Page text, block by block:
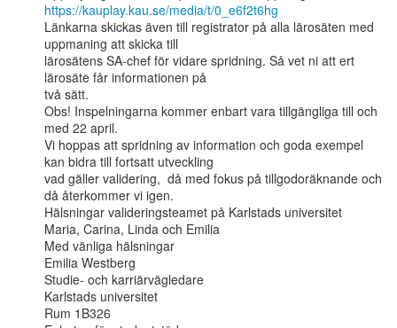
https://kauplay.kau.se/media/t/0_e6f2t6hg
Länkarna skickas även till registrator på alla lärosäten med
uppmaning att skicka till
lärosätens SA-chef för vidare spridning. Så vet ni att ert
lärosäte får informationen på
två sätt.
Obs! Inspelningarna kommer enbart vara tillgängliga till och
med 22 april.
Vi hoppas att spridning av information och goda exempel
kan bidra till fortsatt utveckling
vad gäller validering,  då med fokus på tillgodoräknande och
då återkommer vi igen.
Hälsningar valideringsteamet på Karlstads universitet
Maria, Carina, Linda och Emilia
Med vänliga hälsningar
Emilia Westberg
Studie- och karriärvägledare
Karlstads universitet
Rum 1B326